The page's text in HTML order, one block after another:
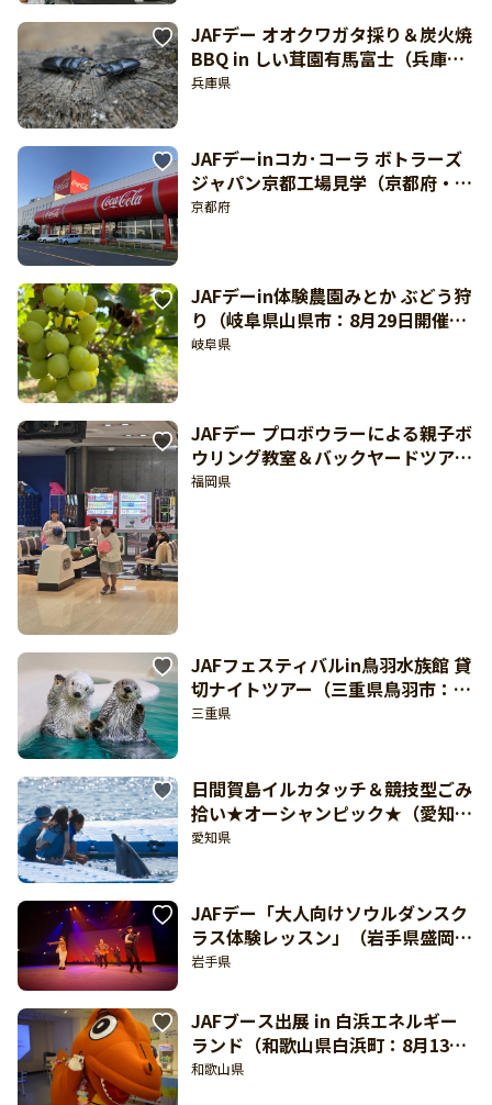
JAFデー オオクワガタ採り＆炭火焼
BBQ in しい茸園有馬富士（兵庫
県・しい茸園 有馬富士：8月22日開
兵庫県
JAFデーinコカ･コーラ ボトラーズ
ジャパン京都工場見学（京都府・京
都工場見学施設：8月29日開催）
京都府
JAFデーin体験農園みとか ぶどう狩
り（岐阜県山県市：8月29日開催）
【東海北陸 どきどき】
岐阜県
JAFデー プロボウラーによる親子ボ
ウリング教室＆バックヤードツアー
（福岡県・スポルト福岡：8月29日
福岡県
JAFフェスティバルin鳥羽水族館 貸
切ナイトツアー（三重県鳥羽市：8
月29日開催）
三重県
日間賀島イルカタッチ＆競技型ごみ
拾い★オーシャンピック★（愛知県
知多郡南知多町日間賀島：9月5日開
愛知県
JAFデー「大人向けソウルダンスク
ラス体験レッスン」（岩手県盛岡
市：8月23日開催）
岩手県
JAFブース出展 in 白浜エネルギー
ランド（和歌山県白浜町：8月13
日、14日開催）
和歌山県